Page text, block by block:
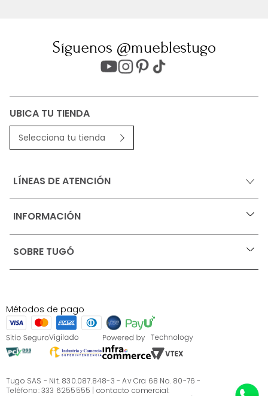
Síguenos @mueblestugo
UBICA TU TIENDA
Selecciona tu tienda
LÍNEAS DE ATENCIÓN
INFORMACIÓN +
Ofertas vigentes
Términos, condiciones y restricciones para productos
S.A.S
Términos, condiciones y restricciones Tugó S.A.S
Instructivo cuidado de muebles
Sé parte de Tugó
¿Quiénes somos?
Servicio al cliente
SOBRE TUGÓ +
¿Quieres vender en Tugó?
Métodos de pago
Tugo SAS - Nit. 830.087.848-3 - Av Cra 68 No. 80-76 -
Teléfono: 333 6255555 | contacto comercial: